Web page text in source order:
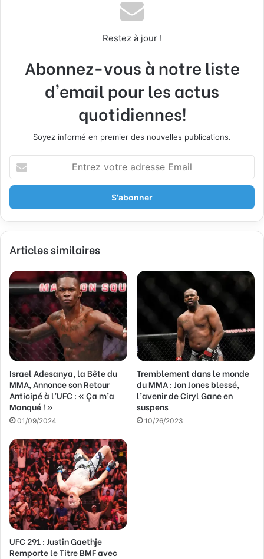
Restez à jour !
Abonnez-vous à notre liste
d'email pour les actus
quotidiennes!
Soyez informé en premier des nouvelles publications.
t
e
z
o
r
e
r
e
s
s
e
E
m
a
i
Articles similaires
Israel Adesanya, la Bête du
MMA, Annonce son Retour
Anticipé à l’UFC : « Ça m’a
Manqué ! »
01/09/2024
Tremblement dans le monde
du MMA : Jon Jones blessé,
l’avenir de Ciryl Gane en
suspens
10/26/2023
UFC 291 : Justin Gaethje
Remporte le Titre BMF avec